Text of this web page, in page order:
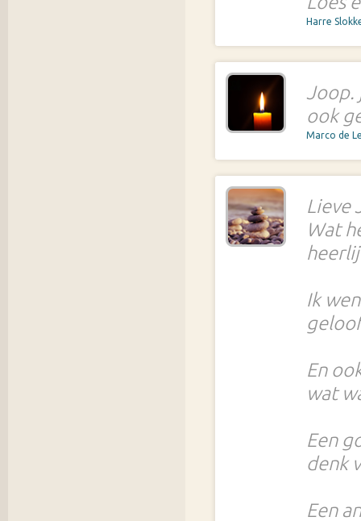
Harre
ook
Marco de
Lieve
Wat
Ik
En
wat
Een
denk
Een